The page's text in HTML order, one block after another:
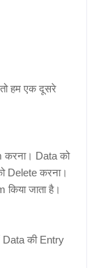
हम एक दूसरे
Data को
Delete करना।
जाता है।
की Entry